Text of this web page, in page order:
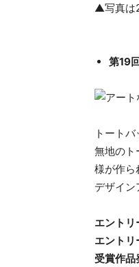
▲写真は
第19
トート
無地のト
様が作ら
デザイン
エントリ
エントリ
受賞作品